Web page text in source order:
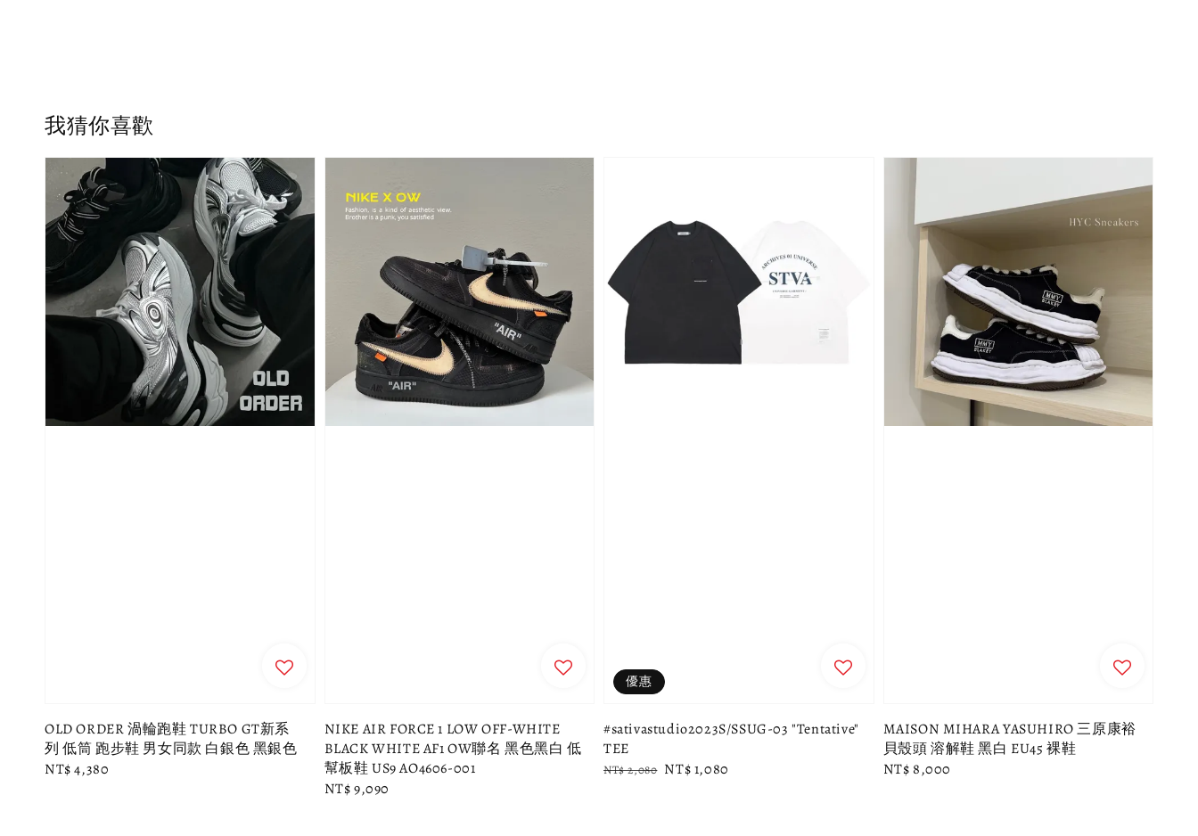
我猜你喜歡
OLD ORDER 渦輪跑鞋 TURBO GT新系
列 低筒 跑步鞋 男女同款 白銀色 黑銀色
Regular
NT$ 4,380
NIKE AIR FORCE 1 LOW OFF-WHITE
BLACK WHITE AF1 OW聯名 黑色黑白 低
幫板鞋 US9 AO4606-001
Regular
NT$ 9,090
優惠
#sativastudio2023S/SSUG-03 "Tentative"
TEE
Regular
NT$ 2,080 Sale
NT$ 1,080
MAISON MIHARA YASUHIRO 三原康裕
貝殼頭 溶解鞋 黑白 EU45 裸鞋
Regular
NT$ 8,000